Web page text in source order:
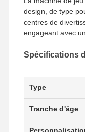
design, de type
centres de
engageant avec
Spécifications
Type
Tranche d'âge